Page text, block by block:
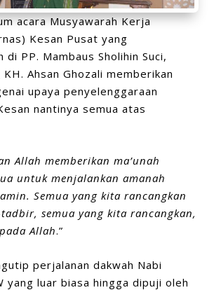
acara Musyawarah Kerja
Kesan Pusat yang
di PP. Mambaus Sholihin Suci,
Ahsan Ghozali memberikan
upaya penyelenggaraan
nantinya semua atas
Allah memberikan ma’unah
untuk menjalankan amanah
Semua yang kita rancangkan
semua yang kita rancangkan,
Allah.”
perjalanan dakwah Nabi
yang luar biasa hingga dipuji oleh